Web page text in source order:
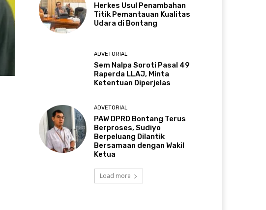
Herkes Usul Penambahan
Titik Pemantauan Kualitas
Udara di Bontang
ADVETORIAL
Sem Nalpa Soroti Pasal 49
Raperda LLAJ, Minta
Ketentuan Diperjelas
ADVETORIAL
PAW DPRD Bontang Terus
Berproses, Sudiyo
Berpeluang Dilantik
Bersamaan dengan Wakil
Ketua
Load more